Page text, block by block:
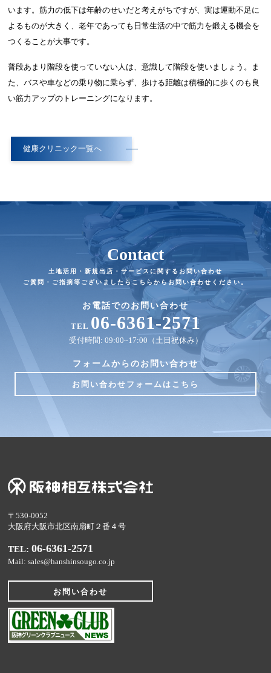
います。筋力の低下は年齢のせいだと考えがちですが、実は運動不足に
よるものが大きく、老年であっても日常生活の中で筋力を鍛える機会を
つくることが大事です。
普段あまり階段を使っていない人は、意識して階段を使いましょう。ま
た、バスや車などの乗り物に乗らず、歩ける距離は積極的に歩くのも良
い筋力アップのトレーニングになります。
健康クリニック一覧へ
Contact
土地活用・新規出店・サービスに関するお問い合わせ
ご質問・ご指摘等ございましたらこちらからお問い合わせください。
お電話でのお問い合わせ
TEL 06-6361-2571
受付時間: 09:00~17:00（土日祝休み）
フォームからのお問い合わせ
お問い合わせフォームはこちら
〒530-0052
大阪府大阪市北区南扇町２番４号
TEL:06-6361-2571
Mail: sales@hanshinsougo.co.jp
お問い合わせ